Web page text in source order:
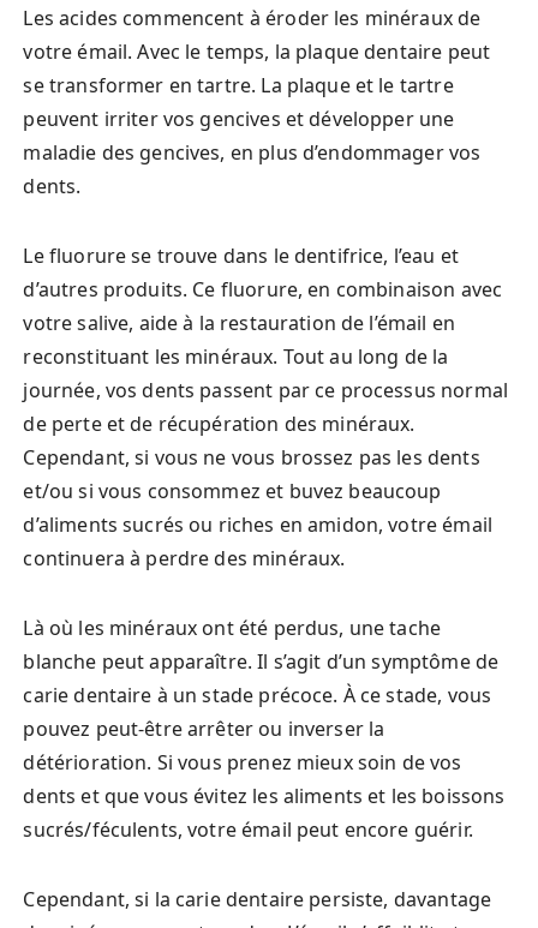
Les acides commencent à éroder les minéraux de
votre émail. Avec le temps, la plaque dentaire peut
se transformer en tartre. La plaque et le tartre
peuvent irriter vos gencives et développer une
maladie des gencives, en plus d’endommager vos
dents.
Le fluorure se trouve dans le dentifrice, l’eau et
d’autres produits. Ce fluorure, en combinaison avec
votre salive, aide à la restauration de l’émail en
reconstituant les minéraux. Tout au long de la
journée, vos dents passent par ce processus normal
de perte et de récupération des minéraux.
Cependant, si vous ne vous brossez pas les dents
et/ou si vous consommez et buvez beaucoup
d’aliments sucrés ou riches en amidon, votre émail
continuera à perdre des minéraux.
Là où les minéraux ont été perdus, une tache
blanche peut apparaître. Il s’agit d’un symptôme de
carie dentaire à un stade précoce. À ce stade, vous
pouvez peut-être arrêter ou inverser la
détérioration. Si vous prenez mieux soin de vos
dents et que vous évitez les aliments et les boissons
sucrés/féculents, votre émail peut encore guérir.
Cependant, si la carie dentaire persiste, davantage